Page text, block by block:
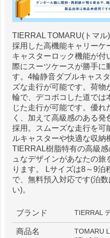
TIERRAL TOMARU(トマ
採用した高機能キャリーケ
キャスターロック機能が付
際にスーツケースが勝手に
す。4輪静音ダブルキャス
ズな走行が可能です。荷
輪で、デコボコした道では
じた走行が可能です。優
く、加えて高級感のある
採用。スムーズな走行を可
ルキャスターや快適な収納
TIERRAL樹脂特有の高級
ュなデザインがあなたの
ります。 Lサイズは8～9泊
で、無料預入対応です(泊
い)。
ブランド TIERRAL
商品名
TOMARU